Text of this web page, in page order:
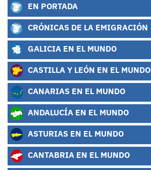
EN PORTADA
CRÓNICAS DE LA EMIGRACIÓN
GALICIA EN EL MUNDO
CASTILLA Y LEÓN EN EL MUNDO
CANARIAS EN EL MUNDO
ANDALUCÍA EN EL MUNDO
ASTURIAS EN EL MUNDO
CANTABRIA EN EL MUNDO